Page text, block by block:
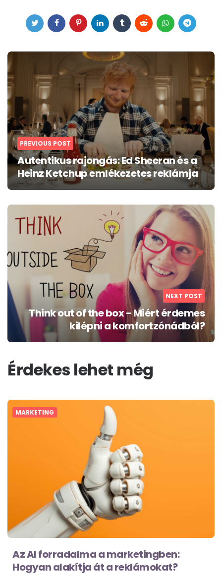
Post
navigation
PREVIOUS POST
Autentikus rajongás: Ed Sheeran és a
Heinz Ketchup emlékezetes reklámja
NEXT POST
Think out of the box - Miért érdemes
kilépni a komfortzónádból?
Érdekes lehet még
MARKETING
Az AI forradalma a marketingben:
Hogyan alakítja át a reklámokat?